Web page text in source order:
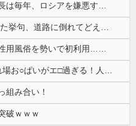
【悲報】ロシア報道官「広島市長は毎年、ロシアを嫌悪する『偽りの呪文』を繰り返し、日本人をゾンビ化させている」と主張
【悲報】 女さん、歩行者を轢いた挙句、道路に倒れてどえらいことになってしまうw w w w w w w
長身美ボディの保育士さんが女性用風俗を勢いで初利用…子供に絶対見せられないメスの顔でイキまくり。
井上晴美、乳首ヘア○ードや濡れ場お○ぱいがエ□過ぎる！人生最後のラスト写真集、最高！！
組み合い！
破ｗｗｗ